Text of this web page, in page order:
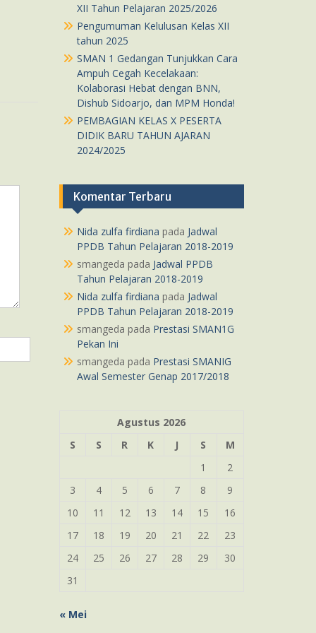
XII Tahun Pelajaran 2025/2026
Pengumuman Kelulusan Kelas XII
tahun 2025
SMAN 1 Gedangan Tunjukkan Cara
Ampuh Cegah Kecelakaan:
Kolaborasi Hebat dengan BNN,
Dishub Sidoarjo, dan MPM Honda!
PEMBAGIAN KELAS X PESERTA
DIDIK BARU TAHUN AJARAN
2024/2025
Komentar Terbaru
Nida zulfa firdiana pada Jadwal
PPDB Tahun Pelajaran 2018-2019
smangeda pada Jadwal PPDB
Tahun Pelajaran 2018-2019
Nida zulfa firdiana pada Jadwal
PPDB Tahun Pelajaran 2018-2019
smangeda pada Prestasi SMAN1G
Pekan Ini
smangeda pada Prestasi SMANIG
Awal Semester Genap 2017/2018
Agustus 2026
S
S R K J S
M
1
2
3
4 5 6 7 8
9
10
11 12 13 14 15
16
17
18 19 20 21 22
23
24
25 26 27 28 29
30
31
« Mei